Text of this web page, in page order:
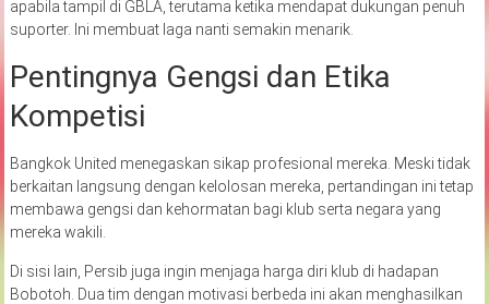
apabila tampil di GBLA, terutama ketika mendapat dukungan penuh
suporter. Ini membuat laga nanti semakin menarik.
Pentingnya Gengsi dan Etika
Kompetisi
Bangkok United menegaskan sikap profesional mereka. Meski tidak
berkaitan langsung dengan kelolosan mereka, pertandingan ini tetap
membawa gengsi dan kehormatan bagi klub serta negara yang
mereka wakili.
Di sisi lain, Persib juga ingin menjaga harga diri klub di hadapan
Bobotoh. Dua tim dengan motivasi berbeda ini akan menghasilkan